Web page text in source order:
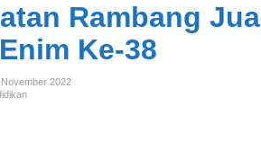
Juara
Umum
MTQ
Muara
Enim
Ke-
Rambang
Ke-38
2022